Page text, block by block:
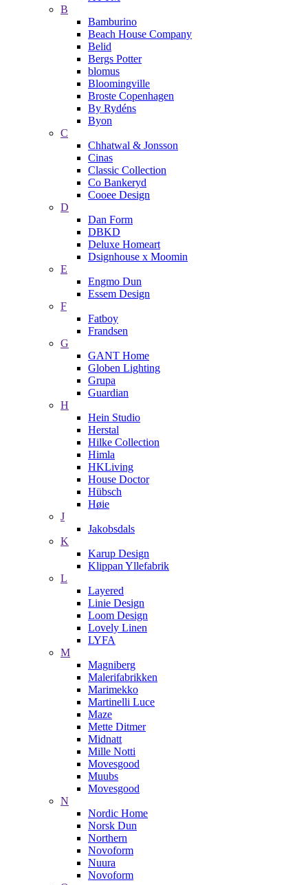
B
Bamburino
Beach House Company
Belid
Bergs Potter
blomus
Bloomingville
Broste Copenhagen
By Rydéns
Byon
C
Chhatwal & Jonsson
Cinas
Classic Collection
Co Bankeryd
Cooee Design
D
Dan Form
DBKD
Deluxe Homeart
Dsignhouse x Moomin
E
Engmo Dun
Essem Design
F
Fatboy
Frandsen
G
GANT Home
Globen Lighting
Grupa
Guardian
H
Hein Studio
Herstal
Hilke Collection
Himla
HKLiving
House Doctor
Hübsch
Høie
J
Jakobsdals
K
Karup Design
Klippan Yllefabrik
L
Layered
Linie Design
Loom Design
Lovely Linen
LYFA
M
Magniberg
Malerifabrikken
Marimekko
Martinelli Luce
Maze
Mette Ditmer
Midnatt
Mille Notti
Movesgood
Muubs
Movesgood
N
Nordic Home
Norsk Dun
Northern
Novoform
Nuura
Novoform